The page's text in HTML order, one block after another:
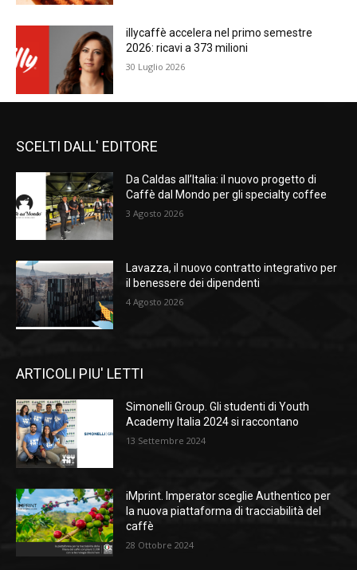
illycaffè accelera nel primo semestre
2026: ricavi a 373 milioni
30 Luglio 2026
SCELTI DALL' EDITORE
Da Caldas all’Italia: il nuovo progetto di
Caffè dal Mondo per gli specialty coffee
3 Agosto 2026
Lavazza, il nuovo contratto integrativo per
il benessere dei dipendenti
4 Agosto 2026
ARTICOLI PIU' LETTI
Simonelli Group. Gli studenti di Youth
Academy Italia 2024 si raccontano
13 Settembre 2024
iMprint. Imperator sceglie Authentico per
la nuova piattaforma di tracciabilità del
caffè
28 Ottobre 2024